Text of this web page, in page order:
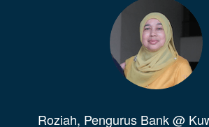
Roziah, Pengurus Bank @